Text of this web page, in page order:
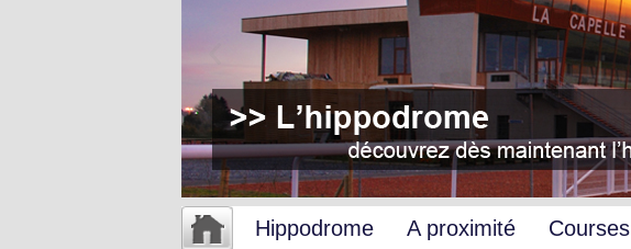
Hippodrome A proximité Courses